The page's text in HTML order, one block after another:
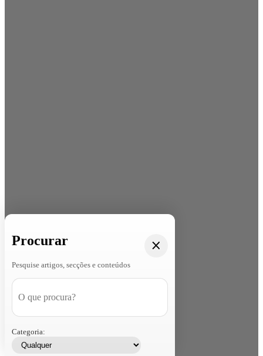
Procurar
Pesquise artigos, secções e conteúdos
Categoria: